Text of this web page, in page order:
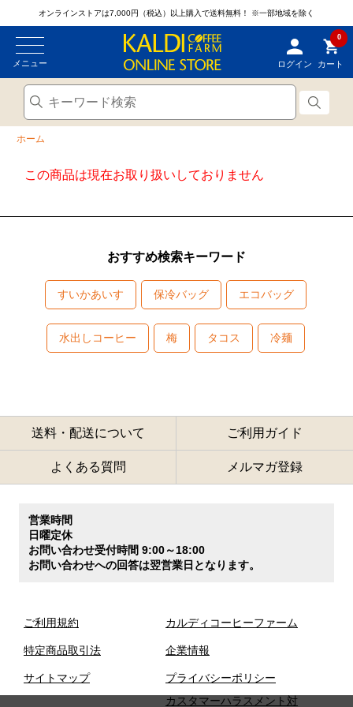
オンラインストアは7,000円（税込）以上購入で送料無料！ ※一部地域を除く
メニュー ログイン
0
カート
ホーム
この商品は現在お取り扱いしておりません
おすすめ検索キーワード
すいかあいす 保冷バッグ エコバッグ
水出しコーヒー 梅 タコス 冷麺
送料・配送について ご利用ガイド
よくある質問 メルマガ登録
営業時間
日曜定休
お問い合わせ受付時間 9:00～18:00
お問い合わせへの回答は翌営業日となります。
ご利用規約
特定商品取引法
サイトマップ
カルディコーヒーファーム
企業情報
プライバシーポリシー
カスタマーハラスメント対